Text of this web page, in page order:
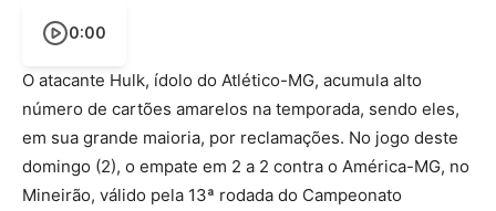
0:00
O atacante Hulk, ídolo do Atlético-MG, acumula alto
número de cartões amarelos na temporada, sendo eles,
em sua grande maioria, por reclamações. No jogo deste
domingo (2), o empate em 2 a 2 contra o América-MG, no
Mineirão, válido pela 13ª rodada do Campeonato